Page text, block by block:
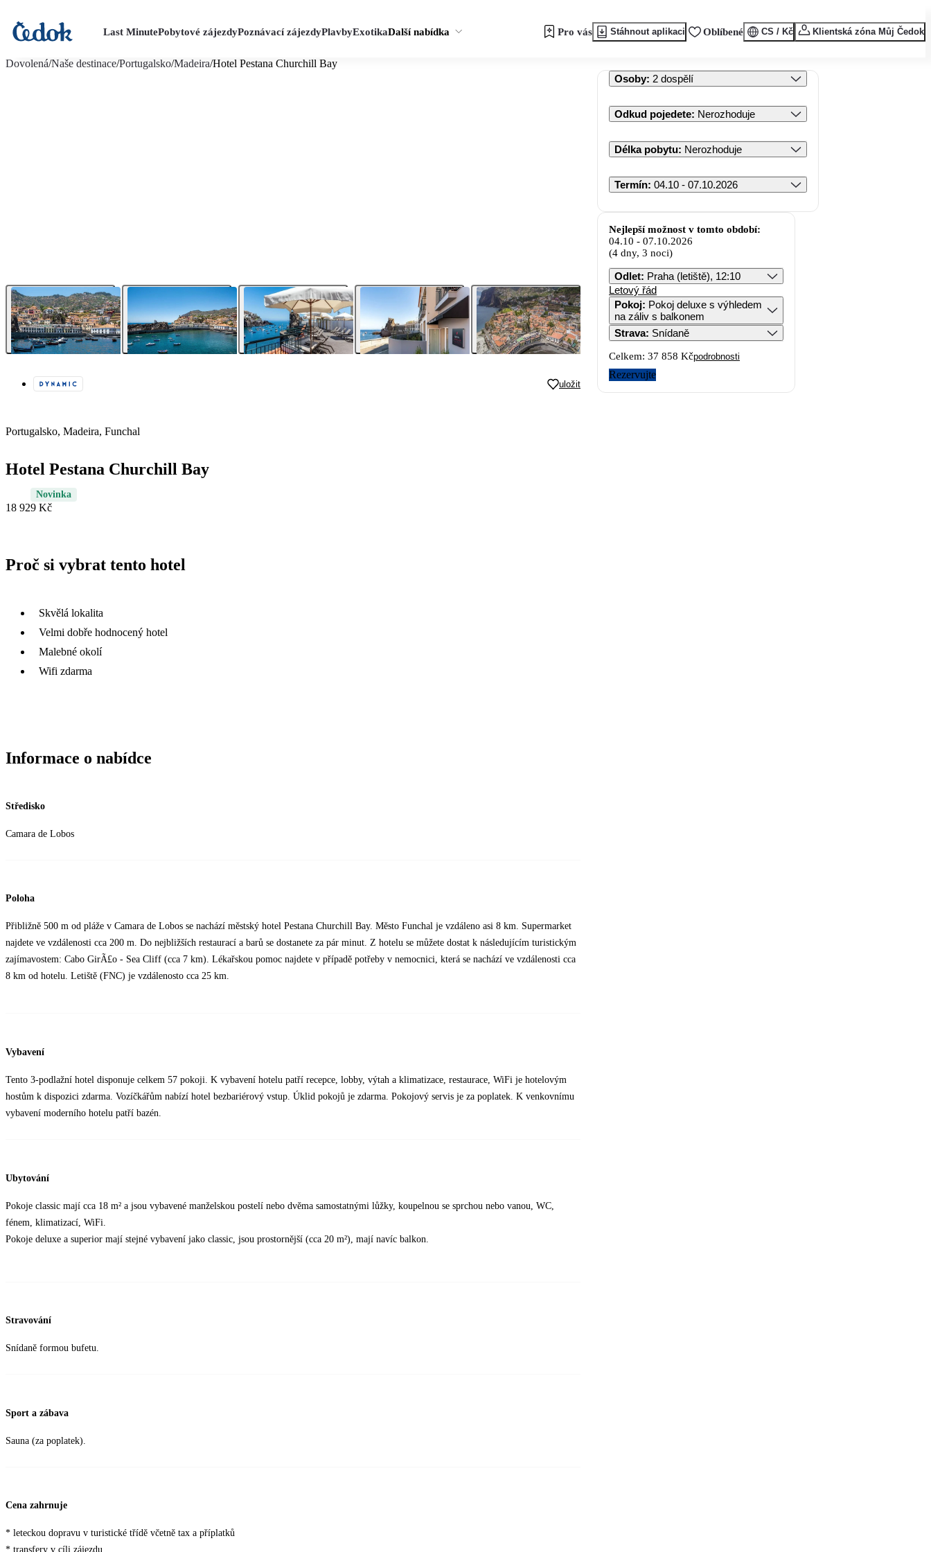
Last MinutePobytové zájezdyPoznávací zájezdyPlavbyExotikaDalší nabídka Pro vás Stáhnout aplikaci Oblíbené CS / Kč Klientská zóna Můj Čedok
Dovolená/Naše destinace/Portugalsko/Madeira/Hotel Pestana Churchill Bay
uložit
Portugalsko, Madeira, Funchal
Hotel Pestana Churchill Bay
Novinka
18 929 Kč
Proč si vybrat tento hotel
Skvělá lokalita
Velmi dobře hodnocený hotel
Malebné okolí
Wifi zdarma
Informace o nabídce
Středisko
Camara de Lobos
Poloha
Přibližně 500 m od pláže v Camara de Lobos se nachází městský hotel Pestana Churchill Bay. Město Funchal je vzdáleno asi 8 km. Supermarket
najdete ve vzdálenosti cca 200 m. Do nejbližších restaurací a barů se dostanete za pár minut. Z hotelu se můžete dostat k následujícím turistickým
zajímavostem: Cabo GirÃ£o - Sea Cliff (cca 7 km). Lékařskou pomoc najdete v případě potřeby v nemocnici, která se nachází ve vzdálenosti cca
8 km od hotelu. Letiště (FNC) je vzdálenosto cca 25 km.
Vybavení
Tento 3-podlažní hotel disponuje celkem 57 pokoji. K vybavení hotelu patří recepce, lobby, výtah a klimatizace, restaurace, WiFi je hotelovým
hostům k dispozici zdarma. Vozíčkářům nabízí hotel bezbariérový vstup. Úklid pokojů je zdarma. Pokojový servis je za poplatek. K venkovnímu
vybavení moderního hotelu patří bazén.
Ubytování
Pokoje classic mají cca 18 m² a jsou vybavené manželskou postelí nebo dvěma samostatnými lůžky, koupelnou se sprchou nebo vanou, WC,
fénem, klimatizací, WiFi.
Pokoje deluxe a superior mají stejné vybavení jako classic, jsou prostornější (cca 20 m²), mají navíc balkon.
Stravování
Snídaně formou bufetu.
Sport a zábava
Sauna (za poplatek).
Cena zahrnuje
* leteckou dopravu v turistické třídě včetně tax a příplatků
* transfery v cíli zájezdu
Osoby: 2 dospělí
Odkud pojedete: Nerozhoduje
Délka pobytu: Nerozhoduje
Termín: 04.10 - 07.10.2026
Nejlepší možnost v tomto období:
04.10 - 07.10.2026
(4 dny, 3 noci)
Odlet: Praha (letiště), 12:10
Letový řád
Pokoj: Pokoj deluxe s výhledem
na záliv s balkonem
Strava: Snídaně
Celkem: 37 858 Kčpodrobnosti
Rezervujte